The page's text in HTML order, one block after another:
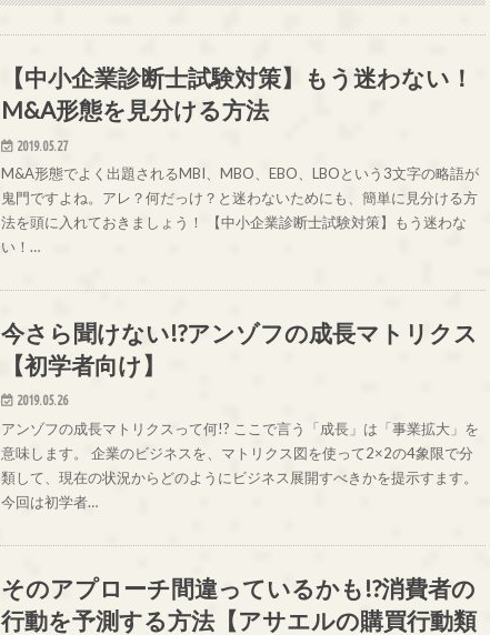
【中小企業診断士試験対策】もう迷わない！
M&A形態を見分ける方法
2019.05.27
M&A形態でよく出題されるMBI、MBO、EBO、LBOという3文字の略語が
鬼門ですよね。アレ？何だっけ？と迷わないためにも、簡単に見分ける方
法を頭に入れておきましょう！ 【中小企業診断士試験対策】もう迷わな
い！…
今さら聞けない!?アンゾフの成長マトリクス
【初学者向け】
2019.05.26
アンゾフの成長マトリクスって何!? ここで言う「成長」は「事業拡大」を
意味します。 企業のビジネスを、マトリクス図を使って2×2の4象限で分
類して、現在の状況からどのようにビジネス展開すべきかを提示すます。
今回は初学者…
そのアプローチ間違っているかも!?消費者の
行動を予測する方法【アサエルの購買行動類